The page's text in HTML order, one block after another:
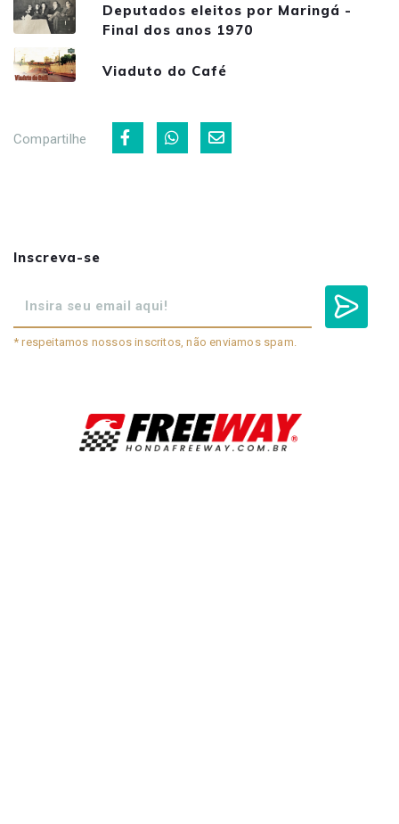
Deputados eleitos por Maringá -
Final dos anos 1970
Viaduto do Café
Compartilhe
Inscreva-se
* respeitamos nossos inscritos, não enviamos spam.